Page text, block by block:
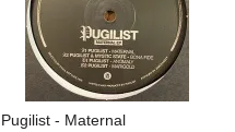
Pugilist - Maternal